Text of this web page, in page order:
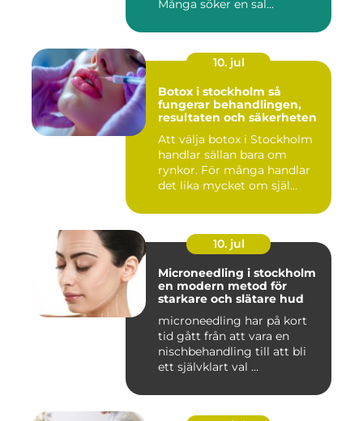
Många söker en sal...
10. jul
Botox i stockholm så
fungerar behandlingen,
resultaten och säkerheten
Att välja botox i Stockholm
handlar sällan bara om
rynkor. För många handlar
det lika mycket om själ...
10. jul
Microneedling i stockholm
en modern metod för
starkare och slätare hud
microneedling har på kort
tid gått från att vara en
nischbehandling till att bli
ett självklart val ...